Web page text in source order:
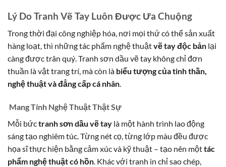
Lý Do Tranh Vẽ Tay Luôn Được Ưa Chuộng
Trong thời đại công nghiệp hóa, nơi mọi thứ có thể sản xuất
hàng loạt, thì những tác phẩm nghệ thuậtvẽ tay độc bản lại
càng được trân quý. Tranh sơn dầu vẽ tay không chỉ đơn
thuần là vật trang trí, mà còn là biểu tượng của tinh thần,
nghệ thuật và đẳng cấp cá nhân.
Mang Tính Nghệ Thuật Thật Sự
Mỗi bứctranh sơn dầu vẽ tay là một hành trình lao động
sáng tạo nghiêm túc. Từng nét cọ, từng lớp màu đều được
họa sĩ thực hiện bằng cảm xúc và kỹ thuật – tạo nên mộttác
phẩm nghệ thuật có hồn. Khác với tranh in chỉ sao chép,